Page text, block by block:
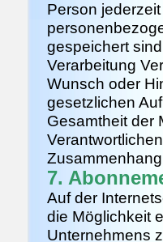
Person
gespeichert
Verarbeitung
Wunsch oder
gesetzlichen
Gesamtheit der
7.
Auf der
die Möglichkeit
Unternehmens